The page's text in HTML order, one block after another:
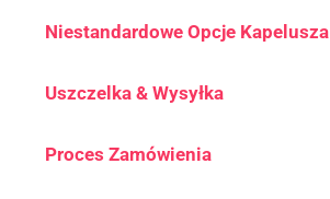
Niestandardowe Opcje Kapelusza
Uszczelka & Wysyłka
Proces Zamówienia